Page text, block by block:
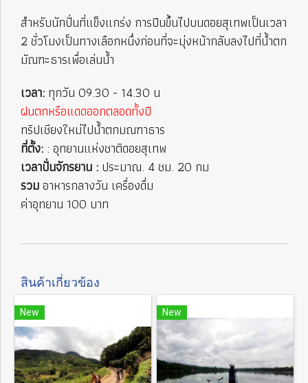
สำหรับนักปั่นที่แข็งแกร่ง การปีนขึ้นไปบนดอยสุเทพเป็นเวลา
2 ชั่วโมงเป็นทางเลือกหนึ่งก่อนที่จะมุ่งหน้ากลับลงไปที่น้ำตก
มัณฑะธารเพื่อเล่นน้ำ
เวลา: ทุกวัน 09.30 - 14.30 น
ฝนตกหรือแดดออกตลอดทั้งปี
ทริปเชียงใหม่ไปน้ำตกมณฑาธาร
ที่ตั้ง: : อุทยานแห่งชาติดอยสุเทพ
เวลาปั่นจักรยาน : ประมาณ. 4 ชม. 20 กม
รวมอาหารกลางวัน เครื่องดื่ม
ค่าอุทยาน 100 บาท
สินค้าเกี่ยวข้อง
New New